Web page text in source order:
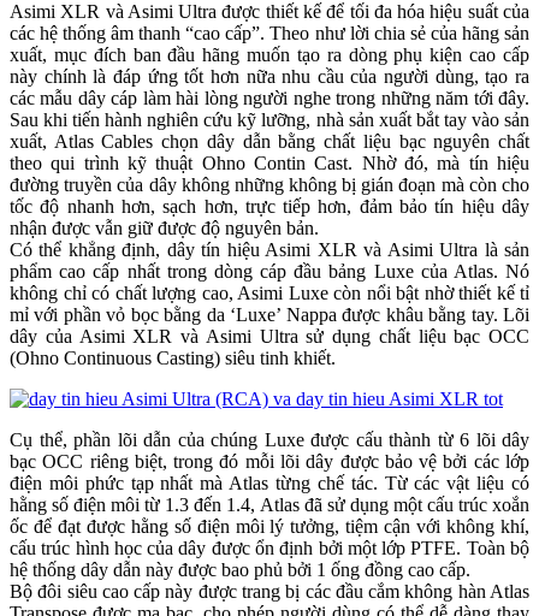
Asimi XLR và Asimi Ultra được thiết kế để tối đa hóa hiệu suất của
các hệ thống âm thanh “cao cấp”. Theo như lời chia sẻ của hãng sản
xuất, mục đích ban đầu hãng muốn tạo ra dòng phụ kiện cao cấp
này chính là đáp ứng tốt hơn nữa nhu cầu của người dùng, tạo ra
các mẫu dây cáp làm hài lòng người nghe trong những năm tới đây.
Sau khi tiến hành nghiên cứu kỹ lưỡng, nhà sản xuất bắt tay vào sản
xuất, Atlas Cables chọn dây dẫn bằng chất liệu bạc nguyên chất
theo qui trình kỹ thuật Ohno Contin Cast. Nhờ đó, mà tín hiệu
đường truyền của dây không những không bị gián đoạn mà còn cho
tốc độ nhanh hơn, sạch hơn, trực tiếp hơn, đảm bảo tín hiệu dây
nhận được vẫn giữ được độ nguyên bản.
Có thể khẳng định, dây tín hiệu Asimi XLR và Asimi Ultra là sản
phẩm cao cấp nhất trong dòng cáp đầu bảng Luxe của Atlas. Nó
không chỉ có chất lượng cao, Asimi Luxe còn nổi bật nhờ thiết kế tỉ
mỉ với phần vỏ bọc bằng da ‘Luxe’ Nappa được khâu bằng tay. Lõi
dây của Asimi XLR và Asimi Ultra sử dụng chất liệu bạc OCC
(Ohno Continuous Casting) siêu tinh khiết.
Cụ thể, phần lõi dẫn của chúng Luxe được cấu thành từ 6 lõi dây
bạc OCC riêng biệt, trong đó mỗi lõi dây được bảo vệ bởi các lớp
điện môi phức tạp nhất mà Atlas từng chế tác. Từ các vật liệu có
hằng số điện môi từ 1.3 đến 1.4, Atlas đã sử dụng một cấu trúc xoắn
ốc để đạt được hằng số điện môi lý tưởng, tiệm cận với không khí,
cấu trúc hình học của dây được ổn định bởi một lớp PTFE. Toàn bộ
hệ thống dây dẫn này được bao phủ bởi 1 ống đồng cao cấp.
Bộ đôi siêu cao cấp này được trang bị các đầu cắm không hàn Atlas